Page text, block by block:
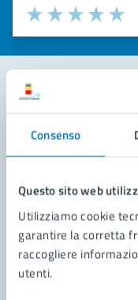
Consenso
Questo sito web
Utilizziamo cookie
garantire la corretta
raccogliere
utenti.
Valuta la chiarezza delle
Seleziona il
Valuta 4
Valuta 3
Valuta 2 stelle
Valuta 1 stelle su 5
Leggi le
Richiedi
Prenota
Problemi in città